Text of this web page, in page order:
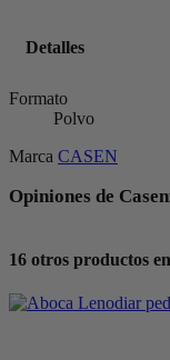
Detalles
Formato
Polvo
Marca CASEN
Opiniones de
16 otros productos